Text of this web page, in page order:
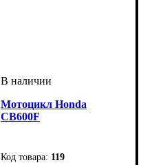
Мотоцикл Honda
CB600F
119